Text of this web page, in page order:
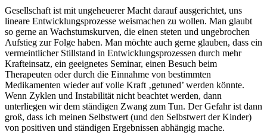
Gesellschaft ist mit ungeheuerer Macht darauf ausgerichtet, uns
lineare Entwicklungsprozesse weismachen zu wollen. Man glaubt
so gerne an Wachstumskurven, die einen steten und ungebrochen
Aufstieg zur Folge haben. Man möchte auch gerne glauben, dass ein
vermeintlicher Stillstand in Entwicklungsprozessen durch mehr
Krafteinsatz, ein geeignetes Seminar, einen Besuch beim
Therapeuten oder durch die Einnahme von bestimmten
Medikamenten wieder auf volle Kraft ‚getuned’ werden könnte.
Wenn Zyklen und Instabilität nicht beachtet werden, dann
unterliegen wir dem ständigen Zwang zum Tun. Der Gefahr ist dann
groß, dass ich meinen Selbstwert (und den Selbstwert der Kinder)
von positiven und ständigen Ergebnissen abhängig mache.